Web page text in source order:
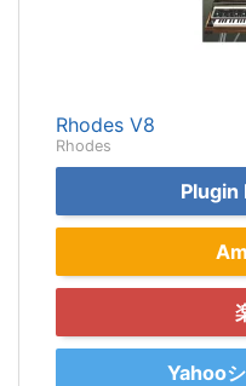
Rhodes V8
Rhodes
Plugin
Yahoo